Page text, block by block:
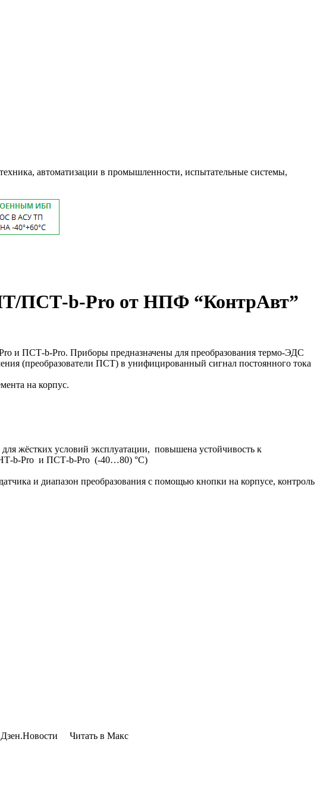
автоматизации в промышленности, испытательные системы,
ПСТ-b-Pro от НПФ “КонтрАвт”
и ПCТ-b-Pro. Приборы предназначены для преобразования термо-ЭДС
(преобразователи ПСТ) в унифицированный сигнал постоянного тока
на корпус.
жёстких условий эксплуатации, повышена устойчивость к
b-Pro и ПСТ-b-Pro (-40…80) °С)
и диапазон преобразования с помощью кнопки на корпусе, контроль
Читать в Макс